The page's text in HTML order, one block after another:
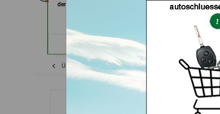
der Schlüssel Service Moos (in
RAPID Service
Übersicht Renault Twingo